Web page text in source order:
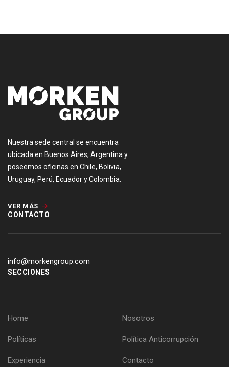
Nuestra sede central se encuentra
ubicada en Buenos Aires, Argentina y
poseemos oficinas en Chile, Bolivia,
Uruguay, Perú, Ecuador y Colombia.
VER MÁS
CONTACTO
info@morkengroup.com
SECCIONES
Home Nosotros
Políticas Política Anticorrupción
Experiencia Contacto